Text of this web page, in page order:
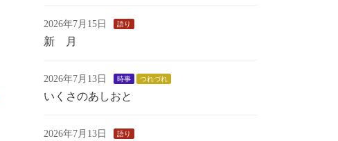
2026年7月15日 語り
新 月
2026年7月13日 時事 つれづれ
いくさのあしおと
2026年7月13日 語り